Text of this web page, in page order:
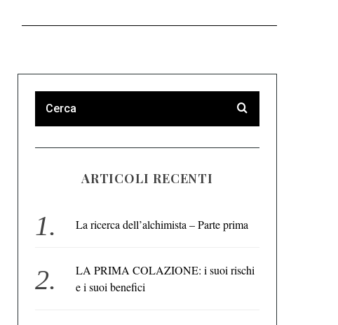
ARTICOLI RECENTI
La ricerca dell’alchimista – Parte prima
LA PRIMA COLAZIONE: i suoi rischi
e i suoi benefici